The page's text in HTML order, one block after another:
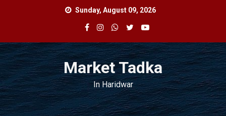
Sunday, August 09, 2026
Market Tadka
In Haridwar